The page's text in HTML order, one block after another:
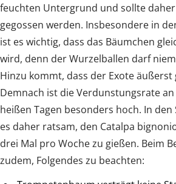
feuchten Untergrund und sollte
gegossen werden. Insbesondere in
ist es wichtig, dass das Bäumchen
wird, denn der Wurzelballen darf
Hinzu kommt, dass der Exote
Demnach ist die Verdunstungsrate
heißen Tagen besonders hoch. In
es daher ratsam, den Catalpa
drei Mal pro Woche zu gießen. Beim
zudem, Folgendes zu beachten: